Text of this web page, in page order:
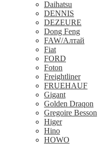
Daihatsu
DENNIS
DEZEURE
Dong Feng
FAW/Алтай
Fiat
FORD
Foton
Freightliner
FRUEHAUF
Gigant
Golden Draqon
Gregoire Besson
Higer
Hino
HOWO